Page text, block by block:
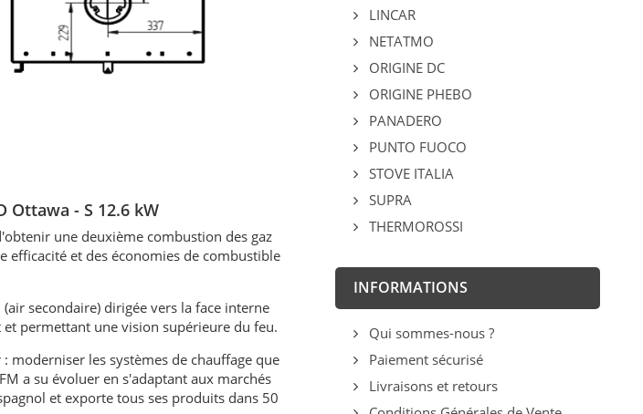
Ottawa - S 12.6 kW
une deuxième combustion des gaz
et des économies de combustible
(air secondaire) dirigée vers la face interne
permettant une vision supérieure du feu.
moderniser les systèmes de chauffage que
a su évoluer en s'adaptant aux marchés
et exporte tous ses produits dans 50
LINCAR
NETATMO
ORIGINE DC
ORIGINE PHEBO
PANADERO
PUNTO FUOCO
STOVE ITALIA
SUPRA
THERMOROSSI
INFORMATIONS
Qui sommes-nous ?
Paiement sécurisé
Livraisons et retours